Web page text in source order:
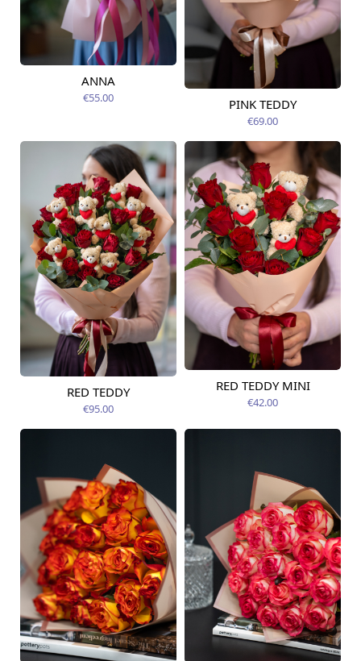
Pieejams šodien
ANNA
€55.00
Pieejama no
PINK TEDDY
€69.00
Pieejams šodien
RED TEDDY
€95.00
Pieejams šodien
RED TEDDY MINI
€42.00